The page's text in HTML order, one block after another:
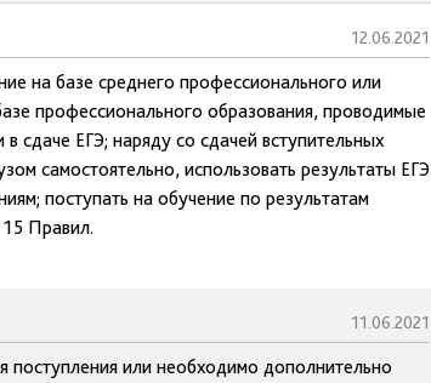
12.06.2021
на базе среднего профессионального или
профессионального образования, проводимые
сдаче ЕГЭ; наряду со сдачей вступительных
самостоятельно, использовать результаты ЕГЭ
поступать на обучение по результатам
15 Правил.
11.06.2021
или необходимо дополнительно